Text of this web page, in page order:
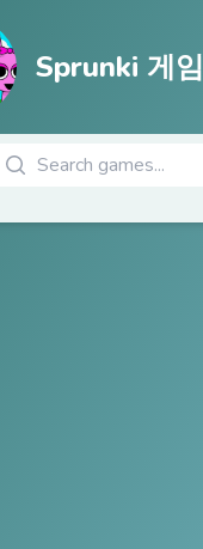
Sprunki 게임
게임 검색